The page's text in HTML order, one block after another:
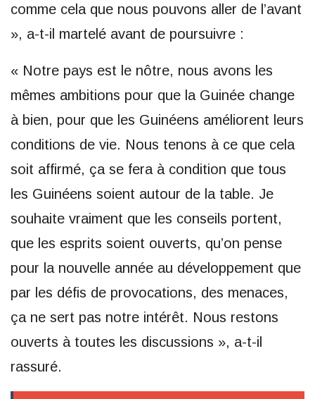
comme cela que nous pouvons aller de l’avant
», a-t-il martelé avant de poursuivre :
« Notre pays est le nôtre, nous avons les
mêmes ambitions pour que la Guinée change
à bien, pour que les Guinéens améliorent leurs
conditions de vie. Nous tenons à ce que cela
soit affirmé, ça se fera à condition que tous
les Guinéens soient autour de la table. Je
souhaite vraiment que les conseils portent,
que les esprits soient ouverts, qu’on pense
pour la nouvelle année au développement que
par les défis de provocations, des menaces,
ça ne sert pas notre intérêt. Nous restons
ouverts à toutes les discussions », a-t-il
rassuré.